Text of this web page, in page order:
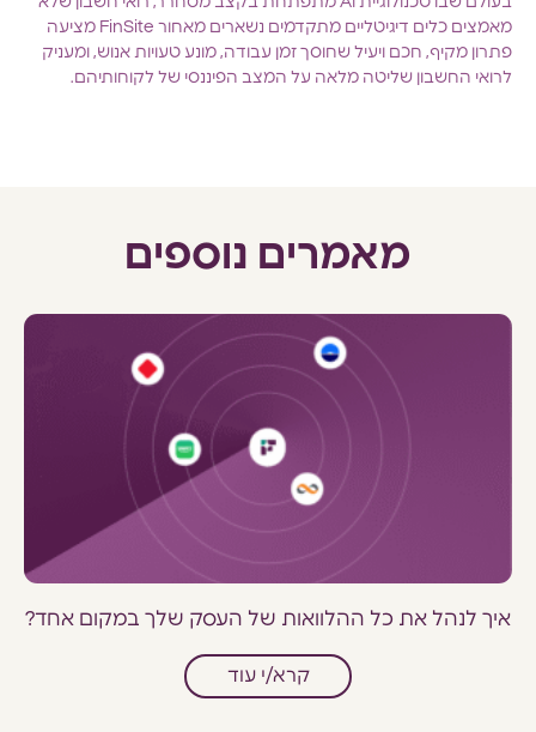
מאמצים כלים דיגיטליים מתקדמים נשארים מאחור FinSite מציעה
פתרון מקיף, חכם ויעיל שחוסך זמן עבודה, מונע טעויות אנוש, ומעניק
לרואי החשבון שליטה מלאה על המצב הפיננסי של לקוחותיהם.
מאמרים נוספים
איך לנהל את כל ההלוואות של העסק שלך במקום אחד?
קרא/י עוד